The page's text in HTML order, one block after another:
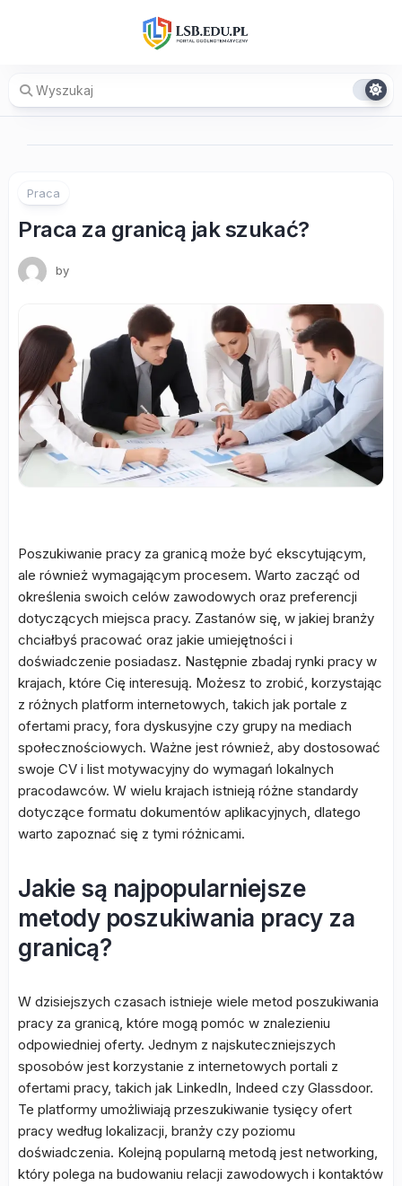
Praca
Praca za granicą jak szukać?
by
Poszukiwanie pracy za granicą może być ekscytującym,
ale również wymagającym procesem. Warto zacząć od
określenia swoich celów zawodowych oraz preferencji
dotyczących miejsca pracy. Zastanów się, w jakiej branży
chciałbyś pracować oraz jakie umiejętności i
doświadczenie posiadasz. Następnie zbadaj rynki pracy w
krajach, które Cię interesują. Możesz to zrobić, korzystając
z różnych platform internetowych, takich jak portale z
ofertami pracy, fora dyskusyjne czy grupy na mediach
społecznościowych. Ważne jest również, aby dostosować
swoje CV i list motywacyjny do wymagań lokalnych
pracodawców. W wielu krajach istnieją różne standardy
dotyczące formatu dokumentów aplikacyjnych, dlatego
warto zapoznać się z tymi różnicami.
Jakie są najpopularniejsze
metody poszukiwania pracy za
granicą?
W dzisiejszych czasach istnieje wiele metod poszukiwania
pracy za granicą, które mogą pomóc w znalezieniu
odpowiedniej oferty. Jednym z najskuteczniejszych
sposobów jest korzystanie z internetowych portali z
ofertami pracy, takich jak LinkedIn, Indeed czy Glassdoor.
Te platformy umożliwiają przeszukiwanie tysięcy ofert
pracy według lokalizacji, branży czy poziomu
doświadczenia. Kolejną popularną metodą jest networking,
który polega na budowaniu relacji zawodowych i kontaktów